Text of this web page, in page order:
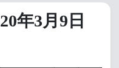
年3月9日